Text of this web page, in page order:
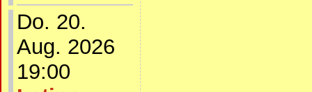
Do. 20.
Aug. 2026
19:00